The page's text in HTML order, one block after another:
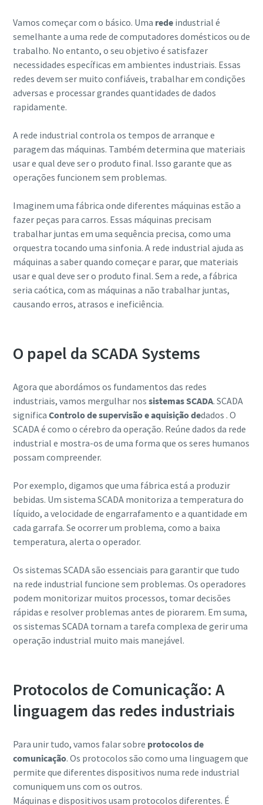
10 passos para uma produção ecológica e mais
eficiente
Redução de carbono para produção ecológica - tudo o que
precisa de saber
Descubra mais
Tudo o que precisa de saber sobre o seu
Descubra como pode criar um procedimento de transporte
pneumático mais eficiente.
Descubra mais
Vamos começar com o básico. Uma redeindustrial é
semelhante a uma rede de computadores domésticos ou de
trabalho. No entanto, o seu objetivo é satisfazer
necessidades específicas em ambientes industriais. Essas
redes devem ser muito confiáveis, trabalhar em condições
adversas e processar grandes quantidades de dados
rapidamente.
A rede industrial controla os tempos de arranque e
paragem das máquinas. Também determina que materiais
usar e qual deve ser o produto final. Isso garante que as
operações funcionem sem problemas.
Imaginem uma fábrica onde diferentes máquinas estão a
fazer peças para carros. Essas máquinas precisam
trabalhar juntas em uma sequência precisa, como uma
orquestra tocando uma sinfonia. A rede industrial ajuda as
máquinas a saber quando começar e parar, que materiais
usar e qual deve ser o produto final. Sem a rede, a fábrica
seria caótica, com as máquinas a não trabalhar juntas,
causando erros, atrasos e ineficiência.
O papel da SCADA Systems
Agora que abordámos os fundamentos das redes
industriais, vamos mergulhar nos sistemas SCADA. SCADA
significa Controlo de supervisão e aquisição dedados . O
SCADA é como o cérebro da operação. Reúne dados da rede
industrial e mostra-os de uma forma que os seres humanos
possam compreender.
Por exemplo, digamos que uma fábrica está a produzir
bebidas. Um sistema SCADA monitoriza a temperatura do
líquido, a velocidade de engarrafamento e a quantidade em
cada garrafa. Se ocorrer um problema, como a baixa
temperatura, alerta o operador.
Os sistemas SCADA são essenciais para garantir que tudo
na rede industrial funcione sem problemas. Os operadores
podem monitorizar muitos processos, tomar decisões
rápidas e resolver problemas antes de piorarem. Em suma,
os sistemas SCADA tornam a tarefa complexa de gerir uma
operação industrial muito mais manejável.
Protocolos de Comunicação: A
linguagem das redes industriais
Para unir tudo, vamos falar sobre protocolos de
comunicação. Os protocolos são como uma linguagem que
permite que diferentes dispositivos numa rede industrial
comuniquem uns com os outros.
Máquinas e dispositivos usam protocolos diferentes. É
informações recolhidas. Poderá
encontrar mais informações na
nossa política de privacidade.
Li e aceito a política de
privacidade
Verificação Anti-Robô
Clique para iniciar verificação